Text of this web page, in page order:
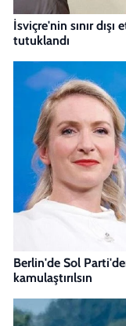
İsviçre'nin sınır
tutuklandı
Berlin'de Sol
kamulaştırılsın